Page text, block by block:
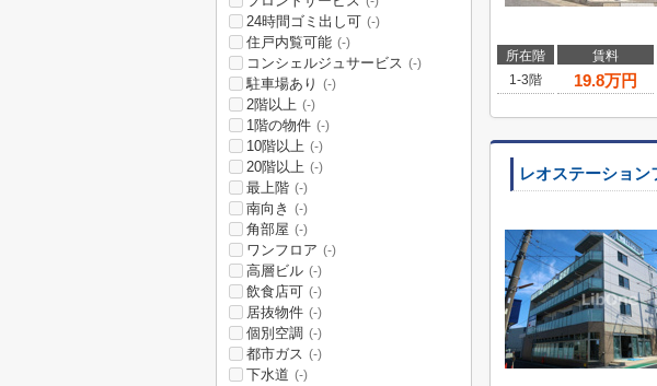
所在階 賃料
1-3階
19.8万円
レオステーション
24時間ゴミ出し可 (-)
住戸内覧可能 (-)
コンシェルジュサービス (-)
駐車場あり (-)
2階以上 (-)
1階の物件 (-)
10階以上 (-)
20階以上 (-)
最上階 (-)
南向き (-)
角部屋 (-)
ワンフロア (-)
高層ビル (-)
飲食店可 (-)
居抜物件 (-)
個別空調 (-)
都市ガス (-)
下水道 (-)